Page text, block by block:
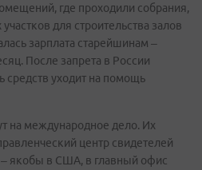
где проходили собрания,
для строительства залов
зарплата старейшинам –
После запрета в России
средств уходит на помощь
на международное дело. Их
центр свидетелей
– якобы в США, в главный офис